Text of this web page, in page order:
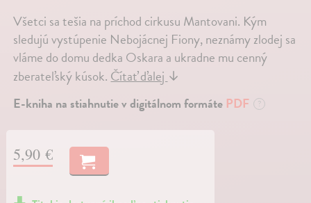
Všetci sa tešia na príchod cirkusu Mantovani. Kým
sledujú vystúpenie Nebojácnej Fiony, neznámy zlodej sa
vláme do domu dedka Oskara a ukradne mu cenný
zberateľský kúsok. Čítať ďalej ↓
E-kniha na stiahnutie v digitálnom formáte PDF ?
5,90 €